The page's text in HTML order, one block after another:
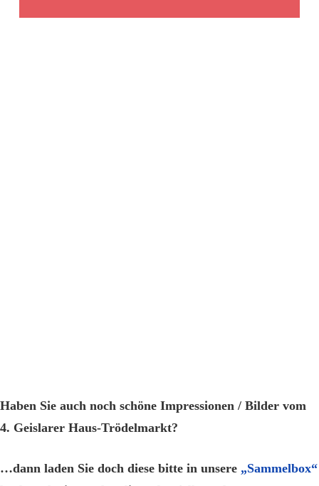
Haben Sie auch noch schöne Impressionen / Bilder vom
4. Geislarer Haus-Trödelmarkt?
…dann laden Sie doch diese bitte in unsere „Sammelbox“